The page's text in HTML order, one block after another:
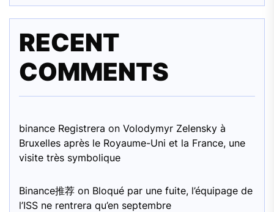
RECENT
COMMENTS
binance Registrera on Volodymyr Zelensky à
Bruxelles après le Royaume-Uni et la France, une
visite très symbolique
Binance推荐 on Bloqué par une fuite, l’équipage de
l’ISS ne rentrera qu’en septembre